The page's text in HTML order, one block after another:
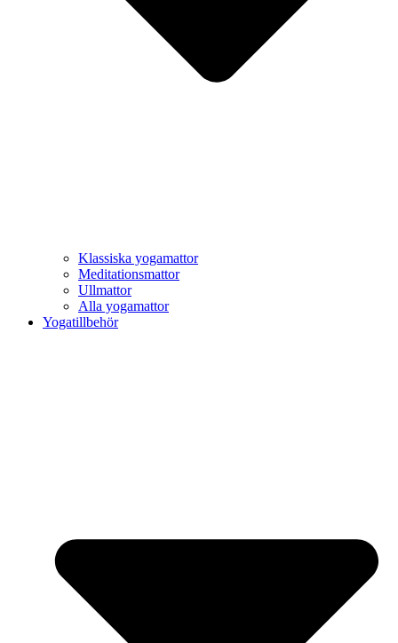
Klassiska yogamattor
Meditationsmattor
Ullmattor
Alla yogamattor
Yogatillbehör